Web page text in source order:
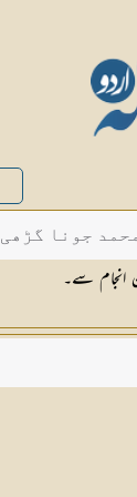
جونا گڑھی
انجام سے۔